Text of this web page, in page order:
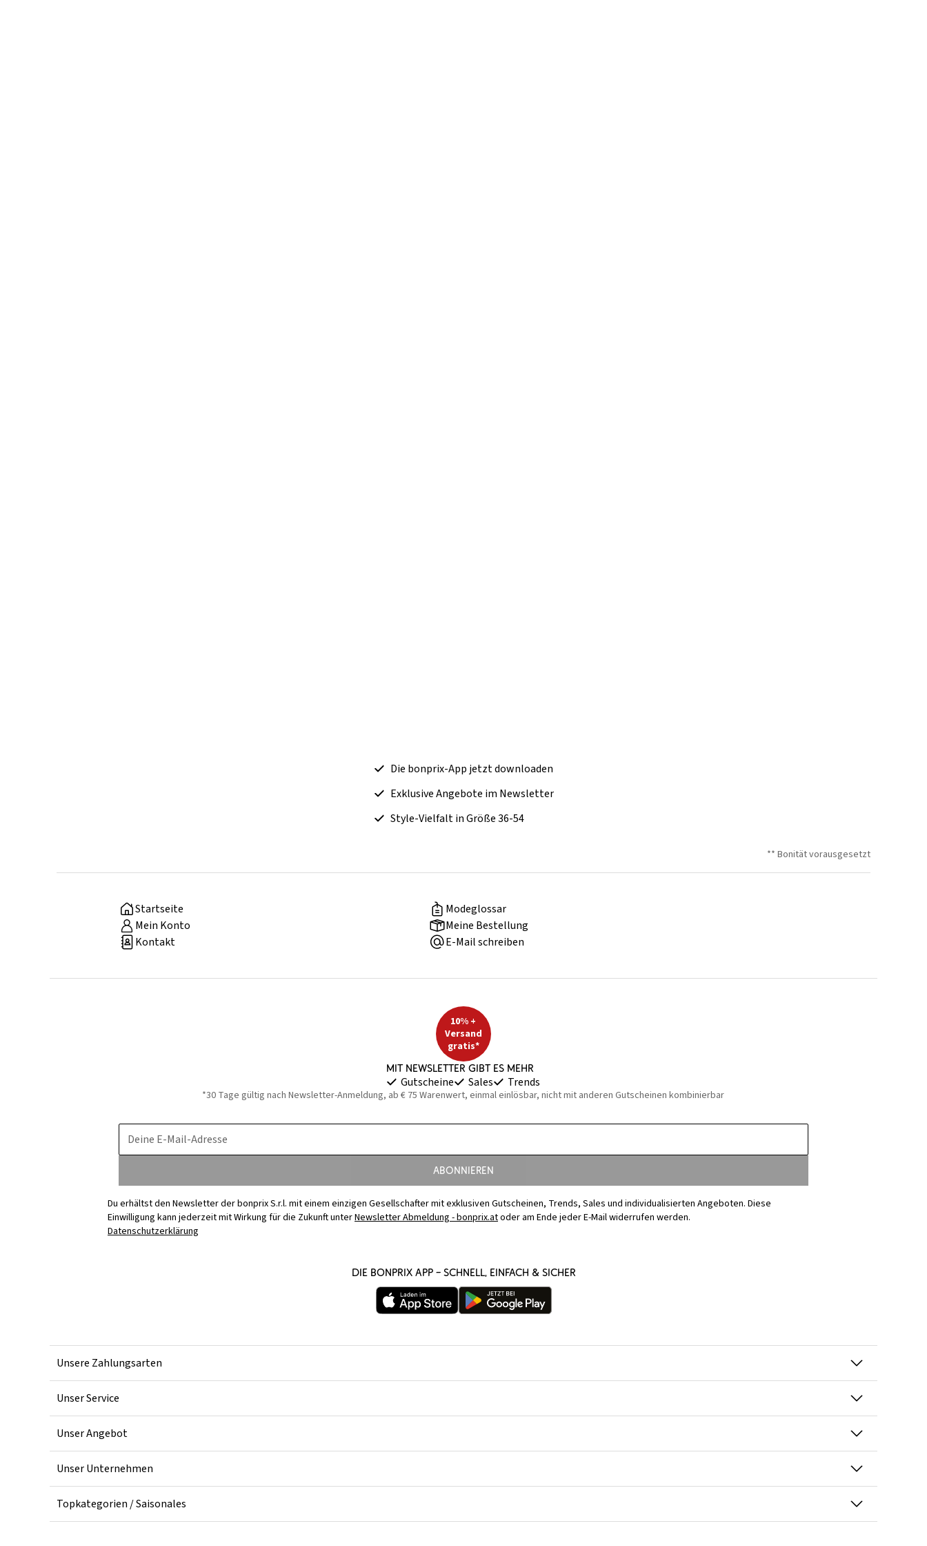
Die bonprix-App jetzt downloaden
Exklusive Angebote im Newsletter
Style-Vielfalt in Größe 36-54
** Bonität vorausgesetzt
Startseite
Modeglossar
Mein Konto
Meine Bestellung
Kontakt
E-Mail schreiben
10% +
Versand
gratis*
Mit Newsletter gibt es mehr
Gutscheine Sales Trends
*30 Tage gültig nach Newsletter-Anmeldung, ab € 75 Warenwert, einmal einlösbar, nicht mit anderen Gutscheinen kombinierbar
Deine E-Mail-Adresse
Abonnieren
Du erhältst den Newsletter der bonprix S.r.l. mit einem einzigen Gesellschafter mit exklusiven Gutscheinen, Trends, Sales und individualisierten Angeboten. Diese
Einwilligung kann jederzeit mit Wirkung für die Zukunft unterNewsletter Abmeldung - bonprix.atoder am Ende jeder E-Mail widerrufen werden.
Datenschutzerklärung
Die bonprix App – schnell, einfach & sicher
Unsere Zahlungsarten
Unser Service
Unser Angebot
Unser Unternehmen
Topkategorien / Saisonales